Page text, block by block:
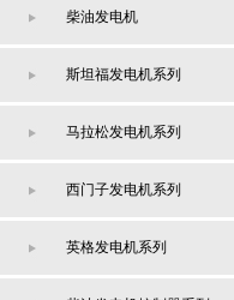
柴油发电机
斯坦福发电机系列
马拉松发电机系列
西门子发电机系列
英格发电机系列